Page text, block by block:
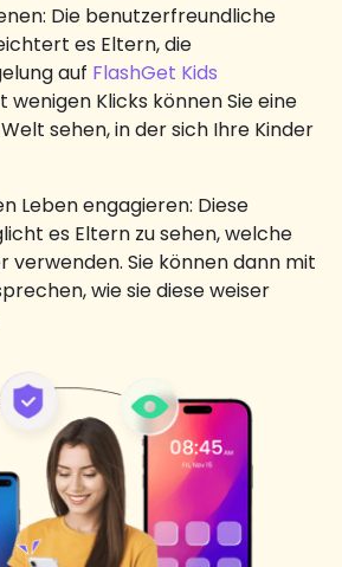
Die benutzerfreundliche
es Eltern, die
auf FlashGet Kids
wenigen Klicks können Sie eine
sehen, in der sich Ihre Kinder
Leben engagieren: Diese
es Eltern zu sehen, welche
verwenden. Sie können dann mit
wie sie diese weiser